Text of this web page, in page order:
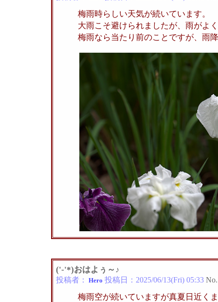
梅雨時らしい天気が続いています。
大雨こそ避けられましたが、雨がよ
梅雨なら当たり前のことですが、雨
('-'*)おはよぅ～♪
投稿者： Hero 投稿日： 2025/06/13(Fri) 05:33 No.
梅雨空が続いていますが真夏日近く